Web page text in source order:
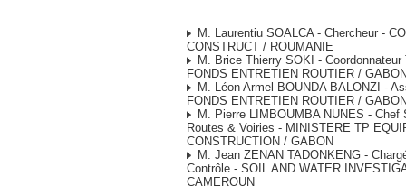
M. Laurentiu SOALCA - Chercheur -
CONSTRUCT / ROUMANIE
M. Brice Thierry SOKI - Coordonnateur
FONDS ENTRETIEN ROUTIER /
M. Léon Armel BOUNDA BALONZI -
FONDS ENTRETIEN ROUTIER /
M. Pierre LIMBOUMBA NUNES - Chef
Routes & Voiries - MINISTERE TP
CONSTRUCTION / GABON
M. Jean ZENAN TADONKENG -
Contrôle - SOIL AND WATER
CAMEROUN